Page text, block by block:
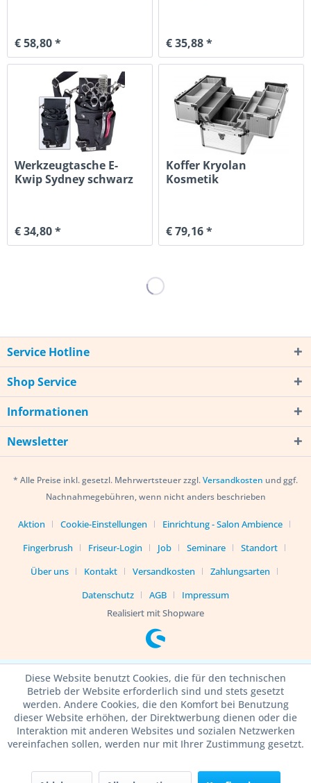
€ 58,80 * € 35,88 *
Werkzeugtasche E-
Kwip Sydney schwarz
€ 34,80 *
Koffer Kryolan
Kosmetik
€ 79,16 *
Service Hotline
Shop Service
Informationen
Newsletter
* Alle Preise inkl. gesetzl. Mehrwertsteuer zzgl.Versandkosten und ggf.
Nachnahmegebühren, wenn nicht anders beschrieben
Aktion Cookie-Einstellungen
Einrichtung - Salon Ambience
Fingerbrush
Friseur-Login Job Seminare
Standort
Über uns
Kontakt Versandkosten
Zahlungsarten
Datenschutz
AGB
Impressum
Realisiert mit Shopware
Diese Website benutzt Cookies, die für den technischen
Betrieb der Website erforderlich sind und stets gesetzt
werden. Andere Cookies, die den Komfort bei Benutzung
dieser Website erhöhen, der Direktwerbung dienen oder die
Interaktion mit anderen Websites und sozialen Netzwerken
vereinfachen sollen, werden nur mit Ihrer Zustimmung gesetzt.